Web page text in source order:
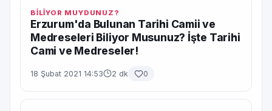
BİLİYOR MUYDUNUZ?
Erzurum'da Bulunan Tarihi Camii ve
Medreseleri Biliyor Musunuz? İşte Tarihi
Cami ve Medreseler!
18 Şubat 2021 14:53 2 dk 0